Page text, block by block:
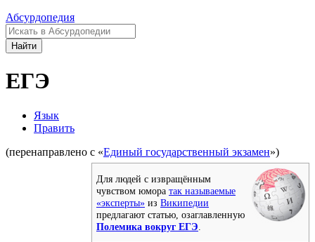
Абсурдопедия
Найти
ЕГЭ
Язык
Править
(перенаправлено с «Единый государственный экзамен»)
Для людей с извращённым
чувством юмора так называемые
«эксперты» из Википедии
предлагают статью, озаглавленную
Полемика вокруг ЕГЭ